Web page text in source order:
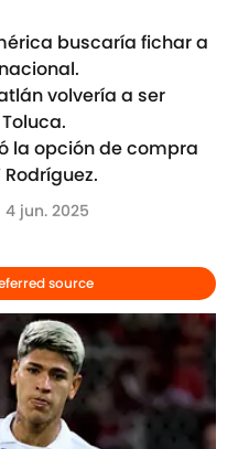
buscaría fichar a
volvería a ser
la opción de compra
4 jun. 2025
source